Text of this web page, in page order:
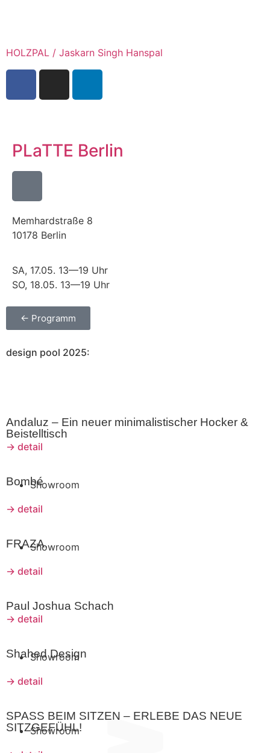
PLaTTE Berlin
Memhardstraße 8
10178 Berlin
SA, 17.05. 13—19 Uhr
SO, 18.05. 13—19 Uhr
← Programm
HOLZPAL / Jaskarn Singh Hanspal
design pool 2025:​
Andaluz – Ein neuer minimalistischer Hocker &
Beistelltisch
→ detail
BombéShowroom
→ detail
FRAZA.Showroom
→ detail
Paul Joshua Schach
→ detail
Shahed Design
Showroom
→ detail
SPASS BEIM SITZEN – ERLEBE DAS NEUE
SITZGEFÜHL!
Showroom